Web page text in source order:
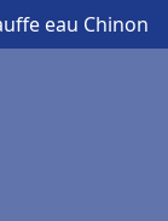
eau Chinon